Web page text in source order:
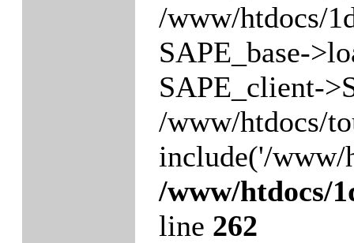
/www/htdocs/
SAPE_base-
SAPE_client-
/www/htdocs/
include('/
/www/htdocs/
line 262